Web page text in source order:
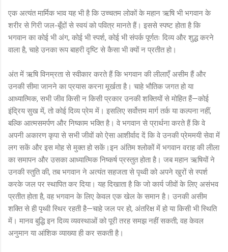
एक अत्यंत मार्मिक भाव यह भी है कि उच्चतम लोकों के महान ऋषि भी भगवान के
शरीर से गिरी जल-बूँदों से स्वयं को पवित्र मानते हैं। इससे स्पष्ट होता है कि
भगवान का कोई भी अंग, कोई भी स्पर्श, कोई भी संपर्क पूर्णतः दिव्य और शुद्ध करने
वाला है, चाहे उनका रूप बाहरी दृष्टि से कैसा भी क्यों न प्रतीत हो।
अंत में ऋषि विनम्रता से स्वीकार करते हैं कि भगवान की लीलाएँ असीम हैं और
उनकी सीमा जानने का प्रयास करना मूर्खता है। चाहे भौतिक जगत हो या
आध्यात्मिक, सभी जीव किसी न किसी प्रकार उनकी शक्तियों से मोहित हैं—कोई
इंद्रिय सुख में, तो कोई दिव्य प्रेम में। इसलिए सर्वोत्तम मार्ग तर्क या कल्पना नहीं,
बल्कि आत्मसमर्पण और निष्काम भक्ति है। वे भगवान से प्रार्थना करते हैं कि वे
अपनी अकारण कृपा से सभी जीवों को ऐसा आशीर्वाद दें कि वे उनकी प्रेममयी सेवा में
लग सकें और इस मोह से मुक्त हो सकें।इन अंतिम श्लोकों में भगवान वराह की लीला
का समापन और उसका आध्यात्मिक निष्कर्ष प्रस्तुत होता है। जब महान ऋषियों ने
उनकी स्तुति की, तब भगवान ने अत्यंत सहजता से पृथ्वी को अपने खुरों से स्पर्श
करके जल पर स्थापित कर दिया। यह दिखाता है कि जो कार्य जीवों के लिए असंभव
प्रतीत होता है, वह भगवान के लिए केवल एक खेल के समान है। उनकी असीम
शक्ति से ही पृथ्वी स्थिर रहती है—चाहे जल पर हो, अंतरिक्ष में हो या किसी भी स्थिति
में। मानव बुद्धि इन दिव्य व्यवस्थाओं को पूरी तरह समझ नहीं सकती; वह केवल
अनुमान या आंशिक व्याख्या ही कर सकती है।